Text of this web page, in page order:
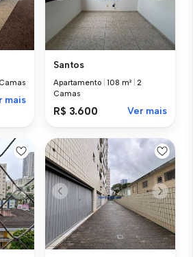
mais
Santos
Apartamento |108 m² |2
Camas
R$ 3.600 Ver mais